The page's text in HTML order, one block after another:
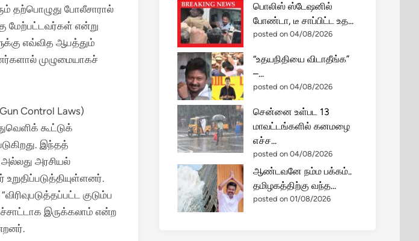
தற்பொழுது போலீசாரால்
மேற்பட்டவர்கள் என்று
எவ்வித ஆபத்தும்
முழுமையாகச்
Control Laws)
கூட்டுக்
இந்தத்
அரசியல்
குடும்ப
இருக்கலாம் என்ற
பொலிஸ் ஸ்டேஷனில்
போண்டா, டீ சாப்பிட்ட உத...
posted on 04/08/2026
“உதயநிதியை விடாதீங்க”
–...
posted on 04/08/2026
சென்னை உள்பட 13
மாவட்டங்களில் கனமழை
எச்ச...
posted on 04/08/2026
ஆண்டவனே நம்ம பக்கம்..
தமிழகத்திற்கு வந்த...
posted on 01/08/2026